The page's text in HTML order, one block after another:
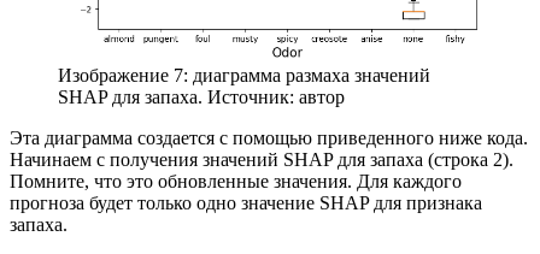
Изображение 7: диаграмма размаха значений
SHAP для запаха. Источник: автор
Эта диаграмма создается с помощью приведенного ниже кода.
Начинаем с получения значений SHAP для запаха (строка 2).
Помните, что это обновленные значения. Для каждого
прогноза будет только одно значение SHAP для признака
запаха.